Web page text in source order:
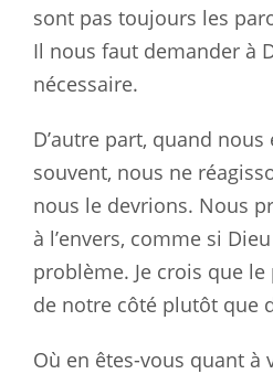
sont pas toujours les
Il nous faut demander à
nécessaire.
D’autre part, quand
souvent, nous ne
nous le devrions. Nous
à l’envers, comme si
problème. Je crois que
de notre côté plutôt que
Où en êtes-vous quant à